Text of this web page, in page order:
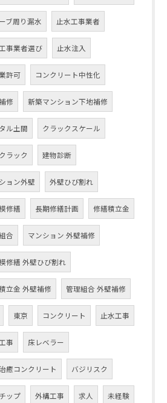
ブ周り漏水 止水工事業者
事業者選び 止水注入
許可 コンクリート中性化
修 新築マンション下地補修
ル土間 クラックスケール
ラック 建物診断
ョン外壁 外壁ひび割れ
修繕 長期修繕計画 修繕積立金
合 マンション 外壁補修
修繕 外壁ひび割れ
立金 外壁補修 管理組合 外壁補修
東京 コンクリート 止水工事
事 床レベラー
癒コンクリート バジリスク
ップ 外構工事 求人 未経験